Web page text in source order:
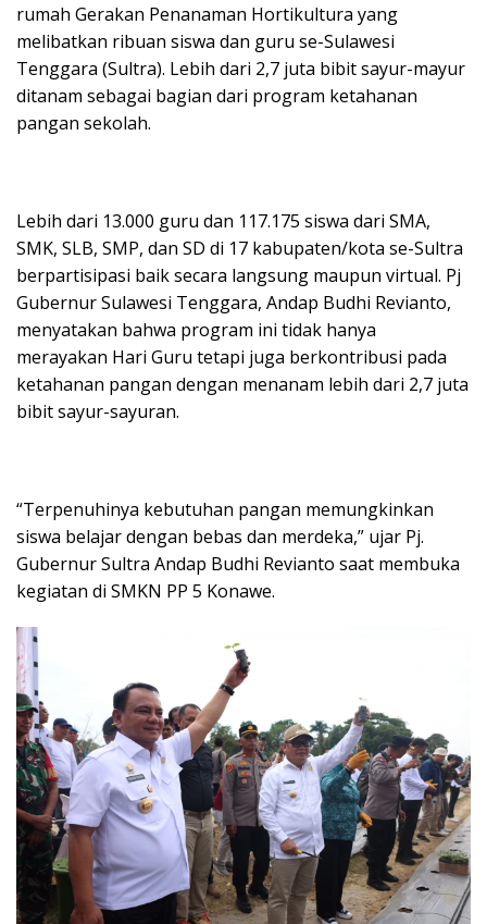
rumah Gerakan Penanaman Hortikultura yang
melibatkan ribuan siswa dan guru se-Sulawesi
Tenggara (Sultra). Lebih dari 2,7 juta bibit sayur-mayur
ditanam sebagai bagian dari program ketahanan
pangan sekolah.
Lebih dari 13.000 guru dan 117.175 siswa dari SMA,
SMK, SLB, SMP, dan SD di 17 kabupaten/kota se-Sultra
berpartisipasi baik secara langsung maupun virtual. Pj
Gubernur Sulawesi Tenggara, Andap Budhi Revianto,
menyatakan bahwa program ini tidak hanya
merayakan Hari Guru tetapi juga berkontribusi pada
ketahanan pangan dengan menanam lebih dari 2,7 juta
bibit sayur-sayuran.
“Terpenuhinya kebutuhan pangan memungkinkan
siswa belajar dengan bebas dan merdeka,” ujar Pj.
Gubernur Sultra Andap Budhi Revianto saat membuka
kegiatan di SMKN PP 5 Konawe.